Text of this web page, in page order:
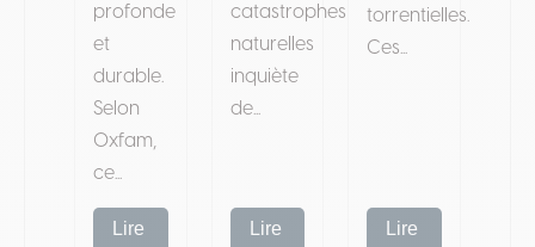
profonde
et
durable.
Selon
Oxfam,
ce...
Lire
catastrophes
naturelles
inquiète
de...
Lire
torrentielles.
Ces...
Lire